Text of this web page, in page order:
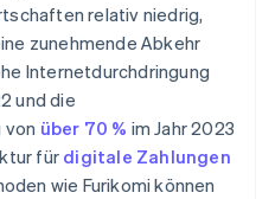
relativ niedrig,
zunehmende Abkehr
Internetdurchdringung
und die
von über 70 % im Jahr 2023
für digitale Zahlungen
wie Furikomi können